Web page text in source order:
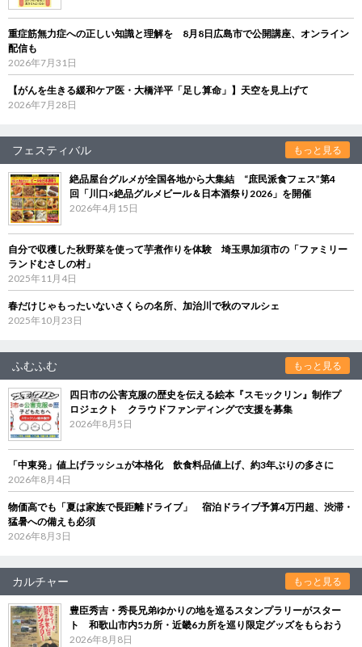
重症筋無力症への正しい知識と理解を 8月8日広島市で公開講座、オンライン
配信も
2026年7月31日
【がんを生きる緩和ケア医・大橋洋平「足し算命」】天空を見上げて
2026年7月28日
フェスティバル もっと見る
絶品屋台グルメが全国各地から大集結 “庶民派食フェス”第4
回「川口×絶品グルメビール＆日本酒祭り2026」を開催
2026年4月15日
自分で収穫した秋野菜を使って芋煮作りを体験 埼玉県加須市の「ファミリー
ランドむさしの村」
2025年11月4日
春だけじゃもったいないさくらの名所、加治川で秋のマルシェ
2025年10月23日
ふむふむ もっと見る
四日市の公害克服の歴史を伝える絵本『スモックリン』制作プ
ロジェクト クラウドファンディングで支援を募集
2026年8月5日
「中東発」値上げラッシュが本格化 飲食料品値上げ、約3年ぶりの多さに
2026年8月4日
物価高でも「夏は家族で長距離ドライブ」 宿泊ドライブ予算4万円超、渋滞・
猛暑への備えも必須
2026年8月3日
カルチャー もっと見る
豊臣秀吉・秀長兄弟ゆかりの地を巡るスタンプラリーがスター
ト 和歌山市内5カ所・近畿6カ所を巡り限定グッズをもらおう
2026年8月8日